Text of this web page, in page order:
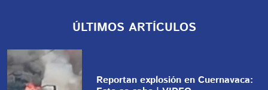
ÚLTIMOS ARTÍCULOS
Reportan explosión en Cuernavaca: